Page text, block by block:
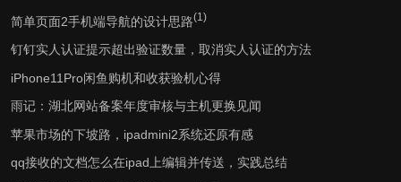
简单页面2手机端导航的设计思路(1)
钉钉实人认证提示超出验证数量，取消实人认证的方法
iPhone11Pro闲鱼购机和收获验机心得
雨记：湖北网站备案年度审核与主机更换见闻
苹果市场的下坡路，ipadmini2系统还原有感
qq接收的文档怎么在ipad上编辑并传送，实践总结